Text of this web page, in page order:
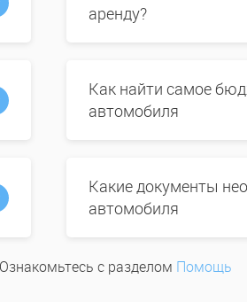
аренду?
Как найти самое
автомобиля
Какие документы
автомобиля
с разделом Помощь